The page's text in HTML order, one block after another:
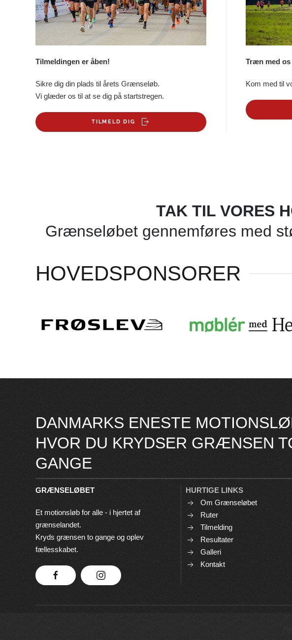
Tilmeldingen er åben!
Sikre dig din plads til årets Grænseløb.
Vi glæder os til at se dig på startstregen.
TILMELD DIG
Træn med os
Kom med til
TAK TIL VORES
Grænseløbet gennemføres med
HOVEDSPONSORER
DANMARKS ENESTE
HVOR DU KRYDSER GRÆNSEN
GANGE
GRÆNSELØBET
Et motionsløb for alle - i hjertet af
grænselandet.
Kryds grænsen to gange og oplev
fællesskabet.
HURTIGE LINKS
Om Grænseløbet
Ruter
Tilmelding
Resultater
Galleri
Kontakt